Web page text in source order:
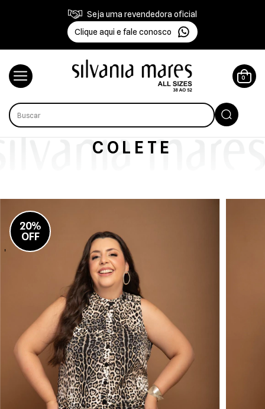
Seja uma revendedora oficial
Clique aqui e fale conosco
0
COLETE
20%
OFF